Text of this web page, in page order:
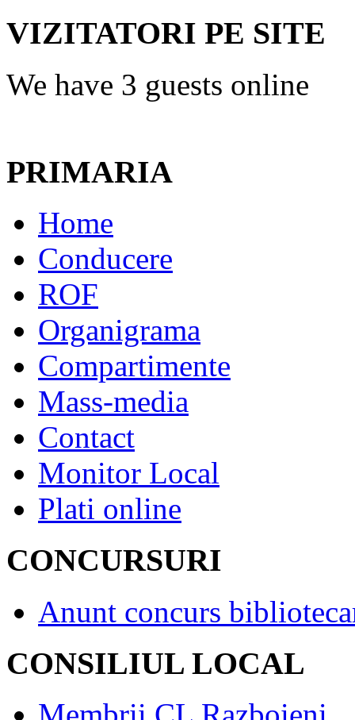
VIZITATORI PE SITE
We have 3 guests online
PRIMARIA
Home
Conducere
ROF
Organigrama
Compartimente
Mass-media
Contact
Monitor Local
Plati online
CONCURSURI
Anunt concurs
CONSILIUL LOCAL